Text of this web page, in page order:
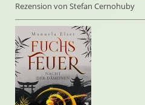
Rezension von Stefan Cernohuby